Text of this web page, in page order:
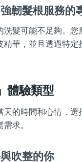
韌髮根服務的
髮可能不足夠。您
華，並且透過特定
體驗類型
的時間和心情，
求。
吹整的你